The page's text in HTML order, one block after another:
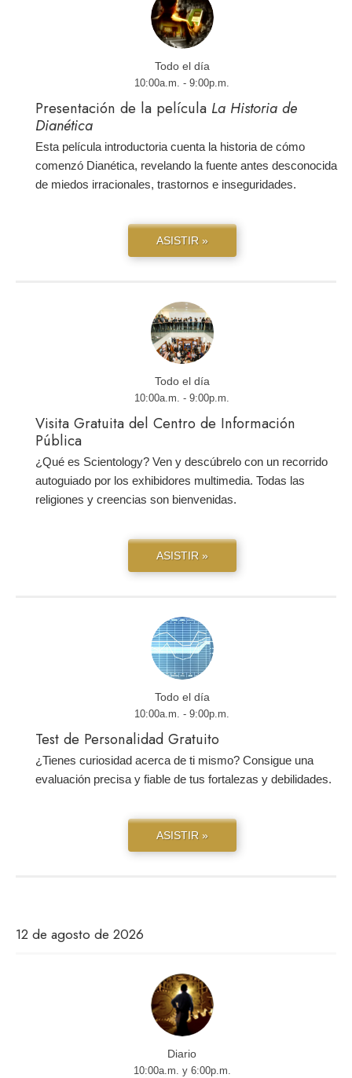
Todo el día
10:00a.m. - 9:00p.m.
Presentación de la película La Historia de
Dianética
Esta película introductoria cuenta la historia de cómo
comenzó Dianética, revelando la fuente antes desconocida
de miedos irracionales, trastornos e inseguridades.
ASISTIR »
Todo el día
10:00a.m. - 9:00p.m.
Visita Gratuita del Centro de Información
Pública
¿Qué es Scientology? Ven y descúbrelo con un recorrido
autoguiado por los exhibidores multimedia. Todas las
religiones y creencias son bienvenidas.
ASISTIR »
Todo el día
10:00a.m. - 9:00p.m.
Test de Personalidad Gratuito
¿Tienes curiosidad acerca de ti mismo? Consigue una
evaluación precisa y fiable de tus fortalezas y debilidades.
ASISTIR »
12 de agosto de 2026
Diario
10:00a.m. y 6:00p.m.